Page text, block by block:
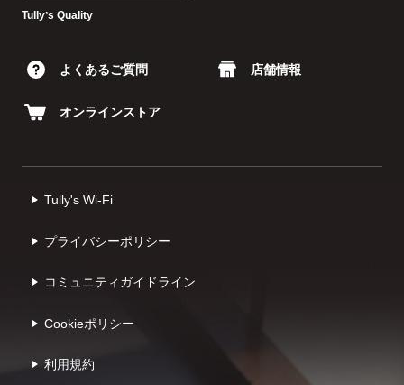
Tullyʼs Quality
よくあるご質問 店舗情報
オンラインストア
Tully's Wi-Fi
プライバシーポリシー
コミュニティガイドライン
Cookieポリシー
利⽤規約